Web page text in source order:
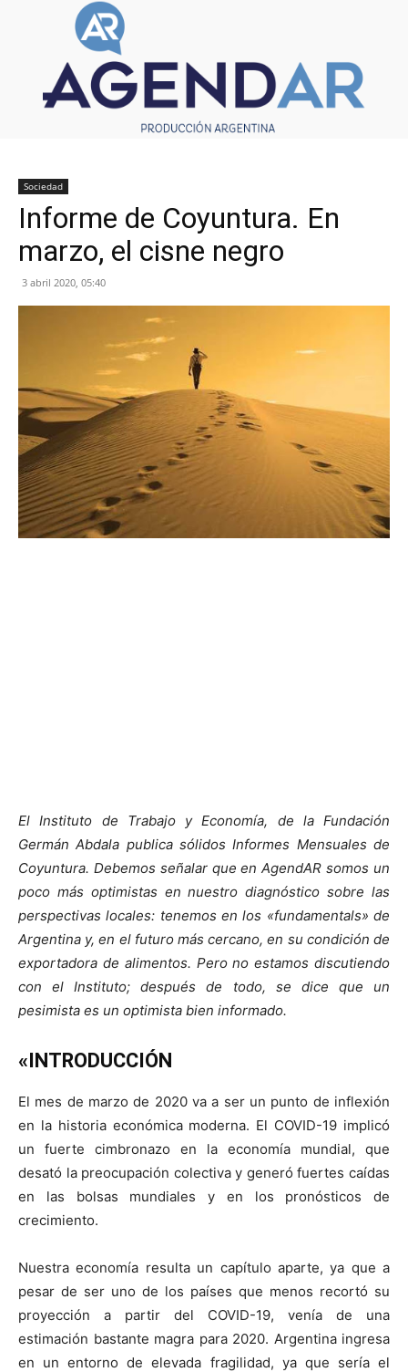
Sociedad
Informe de Coyuntura. En
marzo, el cisne negro
3 abril 2020, 05:40
El Instituto de Trabajo y Economía, de la Fundación
Germán Abdala publica sólidos Informes Mensuales de
Coyuntura. Debemos señalar que en AgendAR somos un
poco más optimistas en nuestro diagnóstico sobre las
perspectivas locales: tenemos en los «fundamentals» de
Argentina y, en el futuro más cercano, en su condición de
exportadora de alimentos. Pero no estamos discutiendo
con el Instituto; después de todo, se dice que un
pesimista es un optimista bien informado.
«INTRODUCCIÓN
El mes de marzo de 2020 va a ser un punto de inflexión
en la historia económica moderna. El COVID-19 implicó
un fuerte cimbronazo en la economía mundial, que
desató la preocupación colectiva y generó fuertes caídas
en las bolsas mundiales y en los pronósticos de
crecimiento.
Nuestra economía resulta un capítulo aparte, ya que a
pesar de ser uno de los países que menos recortó su
proyección a partir del COVID-19, venía de una
estimación bastante magra para 2020. Argentina ingresa
en un entorno de elevada fragilidad, ya que sería el